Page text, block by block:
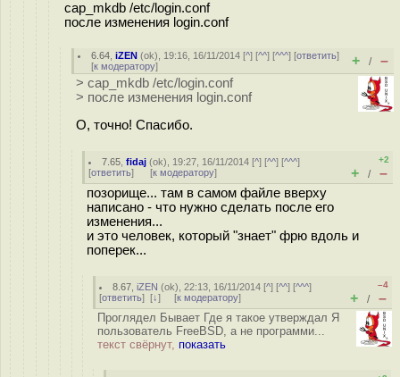
cap_mkdb /etc/login.conf
после изменения login.conf
6.64 ,iZEN (ok), 19:16, 16/11/2014 [^] [^^] [^^^] [ответить]
[к модератору] + / –
> cap_mkdb /etc/login.conf
> после изменения login.conf
О, точно! Спасибо.
7.65 ,fidaj (ok), 19:27, 16/11/2014 [^] [^^] [^^^]
[ответить] [к модератору]
+2
+ / –
позорище... там в самом файле вверху
написано - что нужно сделать после его
изменения...
и это человек, который "знает" фрю вдоль и
поперек...
8.67 ,iZEN (ok), 22:13, 16/11/2014 [^] [^^] [^^^]
[ответить] [↓] [к модератору]
–4
+ / –
Проглядел Бывает Где я такое утверждал Я
пользователь FreeBSD, а не программи...
текст свёрнут, показать